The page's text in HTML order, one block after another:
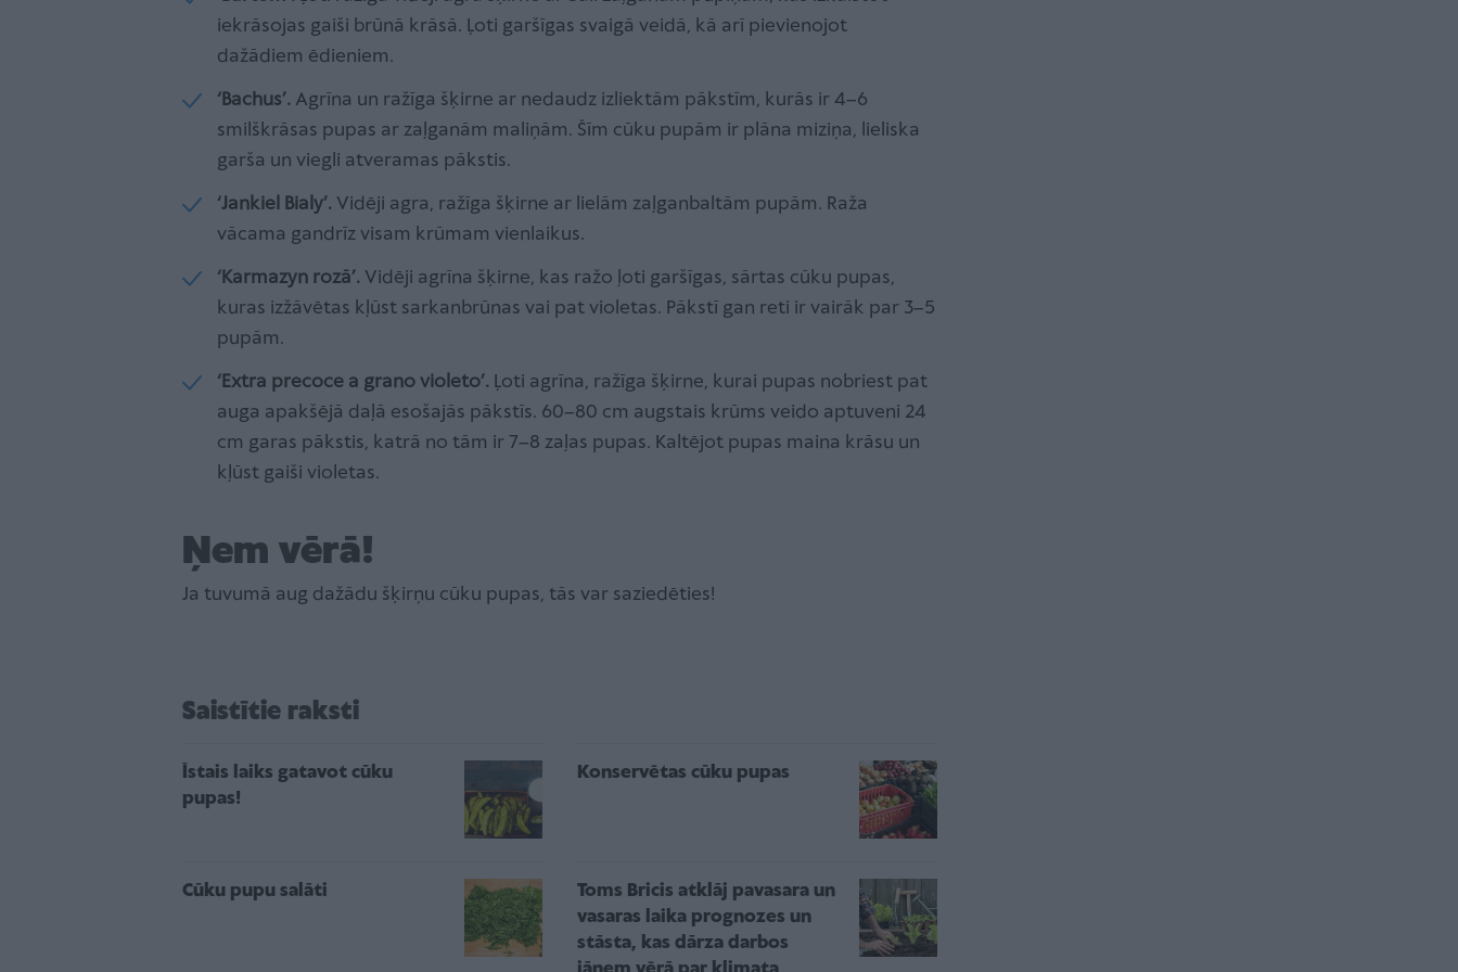
iekrāsojas gaiši brūnā krāsā. Ļoti garšīgas svaigā veidā, kā arī pievienojot
dažādiem ēdieniem.
‘Bachus’. Agrīna un ražīga šķirne ar nedaudz izliektām pākstīm, kurās ir 4–6
smilškrāsas pupas ar zaļganām maliņām. Šīm cūku pupām ir plāna miziņa, lieliska
garša un viegli atveramas pākstis.
‘Jankiel Bialy’. Vidēji agra, ražīga šķirne ar lielām zaļganbaltām pupām. Raža
vācama gandrīz visam krūmam vienlaikus.
‘Karmazyn rozā’. Vidēji agrīna šķirne, kas ražo ļoti garšīgas, sārtas cūku pupas,
kuras izžāvētas kļūst sarkanbrūnas vai pat violetas. Pākstī gan reti ir vairāk par 3–5
pupām.
‘Extra precoce a grano violeto’. Ļoti agrīna, ražīga šķirne, kurai pupas nobriest pat
auga apakšējā daļā esošajās pākstīs. 60–80 cm augstais krūms veido aptuveni 24
cm garas pākstis, katrā no tām ir 7–8 zaļas pupas. Kaltējot pupas maina krāsu un
kļūst gaiši violetas.
Ņem vērā!
Ja tuvumā aug dažādu šķirņu cūku pupas, tās var saziedēties!
Saistītie raksti
Īstais laiks gatavot cūku
pupas!
Konservētas cūku pupas
Cūku pupu salāti
Toms Bricis atklāj pavasara un
vasaras laika prognozes un
stāsta, kas dārza darbos